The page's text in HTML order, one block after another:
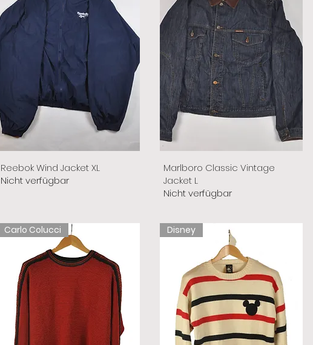
Reebok Wind Jacket XL
Nicht verfügbar
Marlboro Classic Vintage
Jacket L
Nicht verfügbar
Carlo Colucci Disney